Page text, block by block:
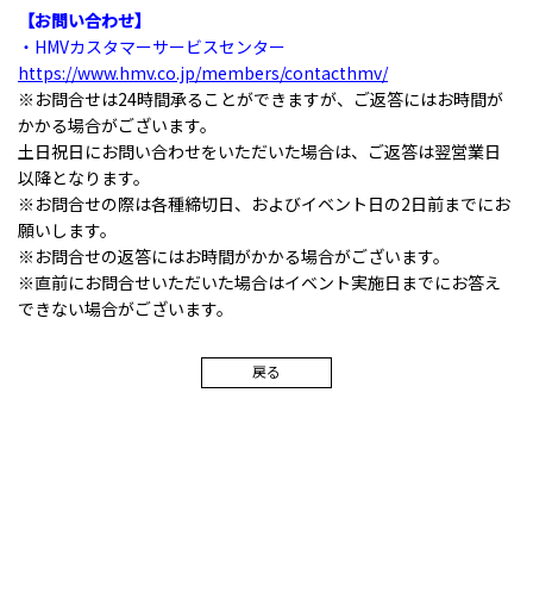
【お問い合わせ】
・HMVカスタマーサービスセンター
https://www.hmv.co.jp/members/contacthmv/
※お問合せは24時間承ることができますが、ご返答にはお時間が
かかる場合がございます。
土日祝日にお問い合わせをいただいた場合は、ご返答は翌営業日
以降となります。
※お問合せの際は各種締切日、およびイベント日の2日前までにお
願いします。
※お問合せの返答にはお時間がかかる場合がございます。
※直前にお問合せいただいた場合はイベント実施日までにお答え
できない場合がございます。
戻る